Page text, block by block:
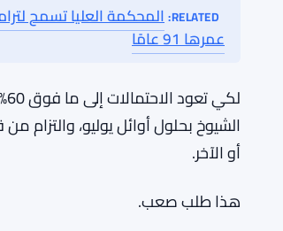
تغير تكوين المجلس بعد انتخابات
MORE CONTEXT:
المحكمة العليا
عمرها 91 عامًا
RELATED: المحكمة العليا تسمح